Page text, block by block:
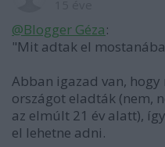
@Blogger Géza:
"Mit adtak el
Abban igazad van, hogy
országot eladták (nem,
az elmúlt 21 év alatt),
el lehetne adni.